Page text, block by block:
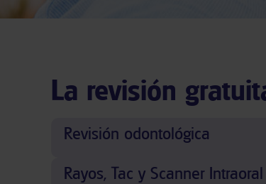
La revisión
Revisión odontológica
Rayos, Tac y Scanner Intraoral